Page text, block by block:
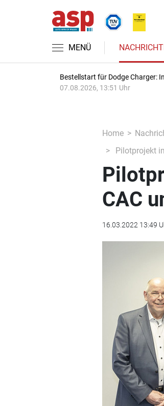
MENÜ
Bestellstart für Dodge Charger:
07.08.2026, 13:51 Uhr
Home
Pilotprojekt
CAC
16.03.2022 13:49